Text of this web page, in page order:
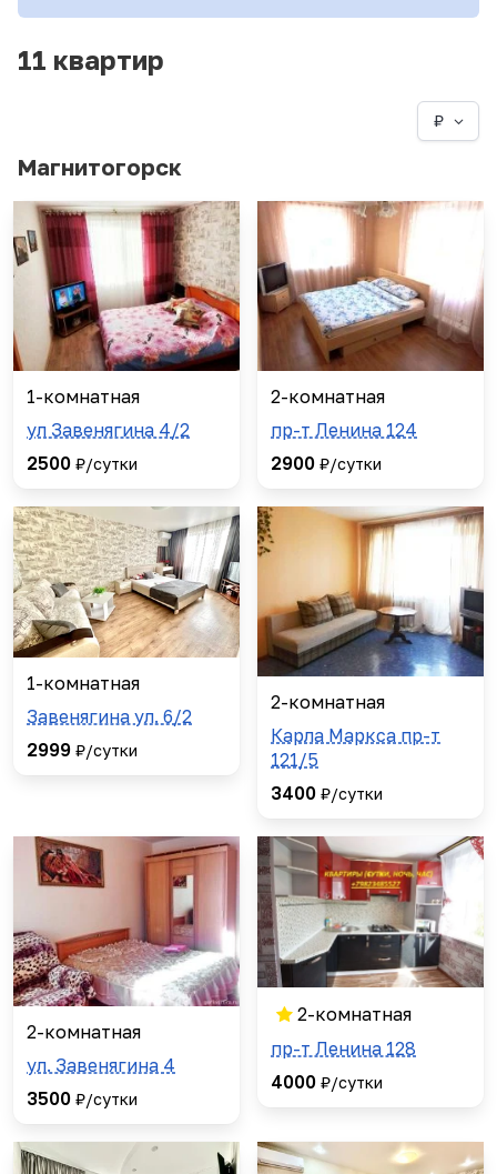
11 квартир
₽
Магнитогорск
1-комнатная
ул Завенягина 4/2
2500 ₽/сутки
2-комнатная
пр-т Ленина 124
2900 ₽/сутки
1-комнатная
Завенягина ул. 6/2
2999 ₽/сутки
2-комнатная
Карла Маркса пр-т
121/5
3400 ₽/сутки
2-комнатная
ул. Завенягина 4
3500 ₽/сутки
2-комнатная
пр-т Ленина 128
4000 ₽/сутки